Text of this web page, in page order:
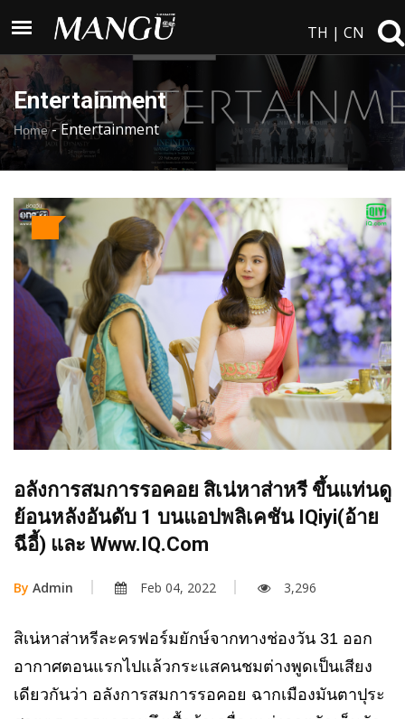
TH | CN
Entertainment
Home- Entertainment
อลังการสมการรอคอย สิเน่หาส่าหรี ขึ้นแท่นดู
ย้อนหลังอันดับ 1 บนแอปพลิเคชัน IQiyi(อ้าย
ฉีอี้) และ Www.iQ.com
By Admin Feb 04, 2022 3,296
สิเน่หาส่าหรีละครฟอร์มยักษ์จากทางช่องวัน 31 ออก
อากาศตอนแรกไปแล้วกระแสคนชมต่างพูดเป็นเสียง
เดียวกันว่า อลังการสมการรอคอย ฉากเมืองมันตาปุระ